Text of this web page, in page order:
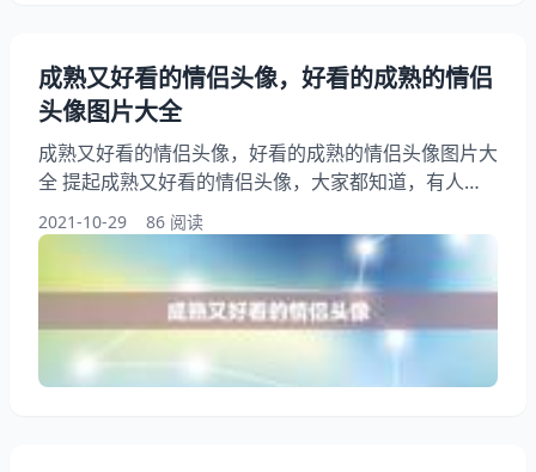
成熟又好看的情侣头像，好看的成熟的情侣
头像图片大全
成熟又好看的情侣头像，好看的成熟的情侣头像图片大
全 提起成熟又好看的情侣头像，大家都知道，有人问
成熟又好看的情侣头像，另外，还有人想问求 成熟，
好看的情侣头像！你知道这是怎么回事？其实多来点情
侣头像网名好看成熟深沉与众不同点的，下面就一起来
看看好看的成熟的情侣头像图片大全，希望能够帮助到
大家！ 1、求 成熟，好看的情侣头像！ 答：爱是关怀
而不是宠爱 爱是相互而不是单相思 爱是百味而不全是
甜蜜…
2021-10-29 86 阅读